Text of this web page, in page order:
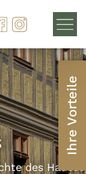
Ihre Vorteile
des Hauses